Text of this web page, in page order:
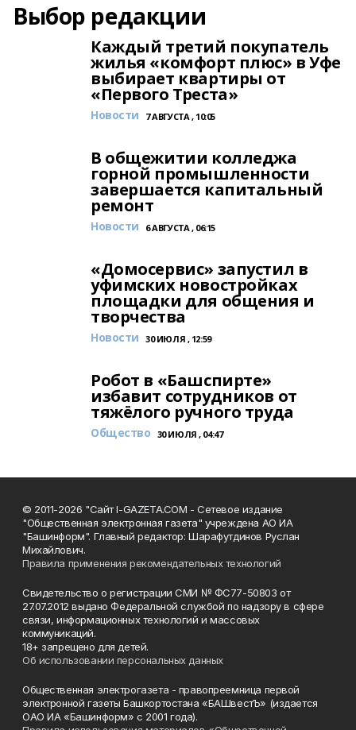
Выбор редакции
Каждый третий покупатель
жилья «комфорт плюс» в Уфе
выбирает квартиры от
«Первого Треста»
Новости 7 АВГУСТА , 10:05
В общежитии колледжа
горной промышленности
завершается капитальный
ремонт
Новости 6 АВГУСТА , 06:15
«Домосервис» запустил в
уфимских новостройках
площадки для общения и
творчества
Новости 30 ИЮЛЯ , 12:59
Робот в «Башспирте»
избавит сотрудников от
тяжёлого ручного труда
Общество 30 ИЮЛЯ , 04:47
© 2011-2026 "Сайт I-GAZETA.COM - Сетевое издание
"Общественная электронная газета" учреждена АО ИА
"Башинформ". Главный редактор: Шарафутдинов Руслан
Михайлович.
Правила применения рекомендательных технологий
Свидетельство о регистрации СМИ № ФС77-50803 от
27.07.2012 выдано Федеральной службой по надзору в сфере
связи, информационных технологий и массовых
коммуникаций.
18+ запрещено для детей.
Об использовании персональных данных
Общественная электрогазета - правопреемница первой
электронной газеты Башкортостана «БАШвестЪ» (издается
ОАО ИА «Башинформ» с 2001 года).